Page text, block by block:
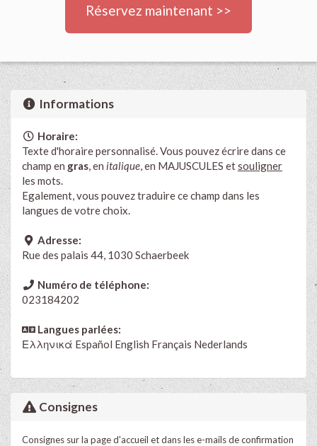
Réservez maintenant >>
Informations
Horaire:
Texte d'horaire personnalisé. Vous pouvez écrire dans ce
champ en gras , en italique , en MAJUSCULES etsouligner
les mots.
Egalement, vous pouvez traduire ce champ dans les
langues de votre choix.
Adresse:
Rue des palais 44, 1030 Schaerbeek
Numéro de téléphone:
023184202
Langues parlées:
Ελληνικά Español English Français Nederlands
Consignes
Consignes sur la page d'accueil et dans les e-mails de confirmation